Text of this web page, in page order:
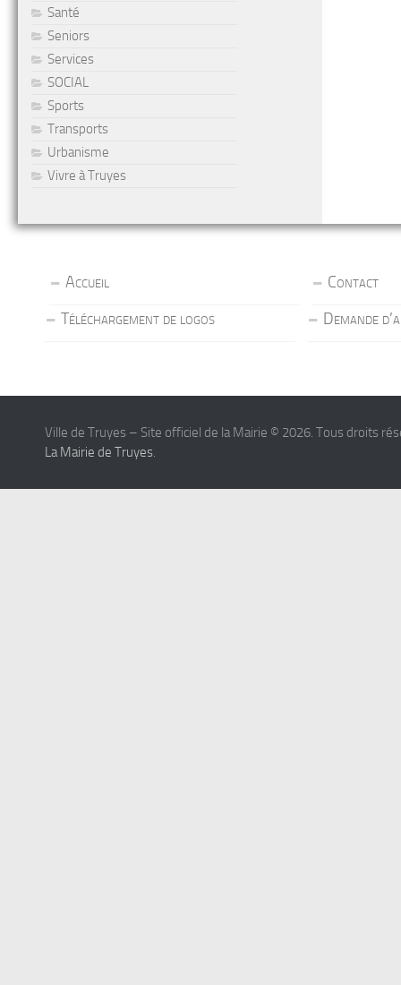
Santé
Seniors
Services
SOCIAL
Sports
Transports
Urbanisme
Vivre à Truyes
Accueil
Contact
Téléchargement de logos
Demande
Ville de Truyes – Site officiel de la Mairie © 2026. Tous droits
La Mairie de Truyes.